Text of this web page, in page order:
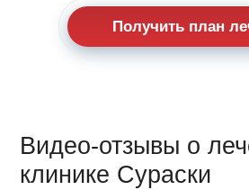
Получить план
Видео-отзывы о
клинике Сураски